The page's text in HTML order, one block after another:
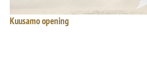
Kuusamo opening